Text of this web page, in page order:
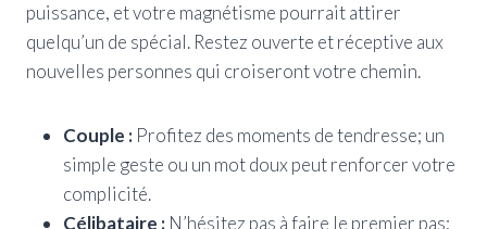
puissance, et votre magnétisme pourrait attirer
quelqu’un de spécial. Restez ouverte et réceptive aux
nouvelles personnes qui croiseront votre chemin.
Couple : Profitez des moments de tendresse; un
simple geste ou un mot doux peut renforcer votre
complicité.
Célibataire : N’hésitez pas à faire le premier pas;